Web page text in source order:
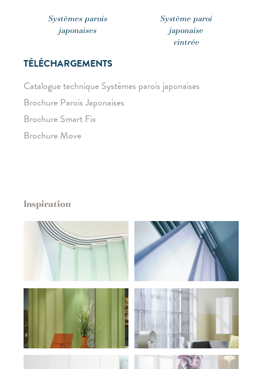
Systèmes parois
japonaises
Système paroi
japonaise
cintrée
TÉLÉCHARGEMENTS
Catalogue technique Systèmes parois japonaises
Brochure Parois Japonaises
Brochure Smart Fix
Brochure Move
Inspiration